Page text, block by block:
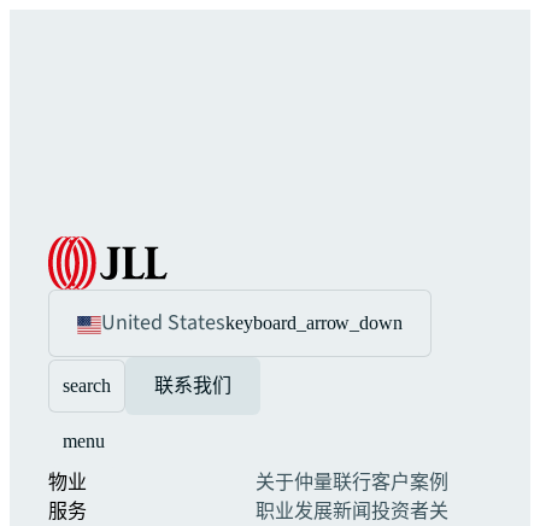
United Stateskeyboard_arrow_down
search 联系我们
menu
物业
服务
关于仲量联行客户案例
职业发展新闻投资者关